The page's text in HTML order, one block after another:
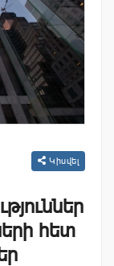
Կիսվել
հետ